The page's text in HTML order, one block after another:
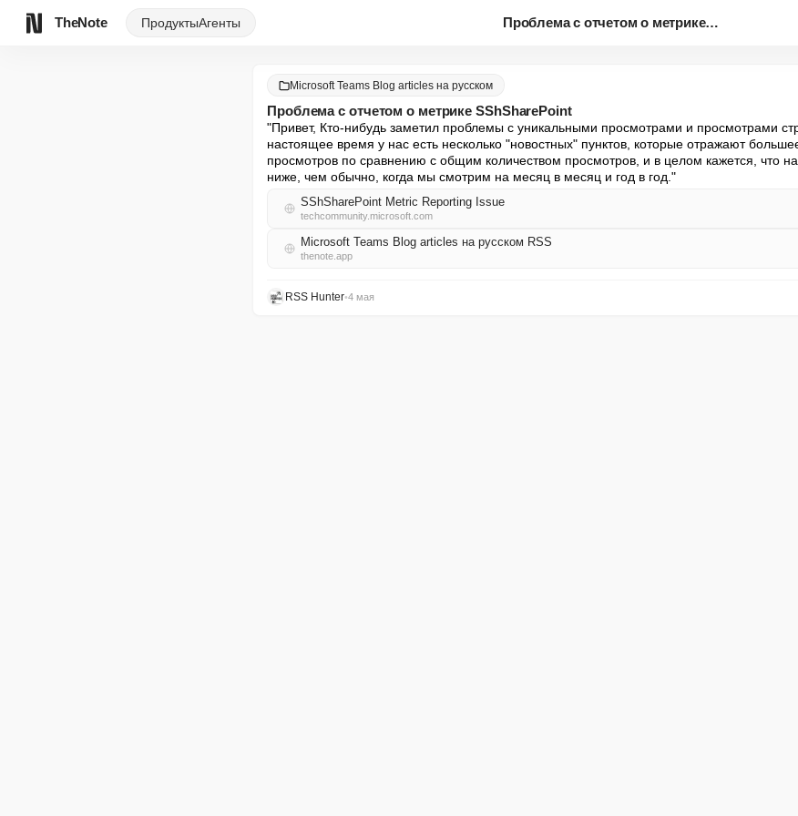
TheNote ПродуктыАгенты Проблема с отчетом о метрике S...
Microsoft Teams Blog articles на русском
Проблема с отчетом о метрике SShSharePoint
"Привет, Кто-нибудь заметил проблемы с уникальными просмотрами и просмотрами
настоящее время у нас есть несколько "новостных" пунктов, которые отражают
просмотров по сравнению с общим количеством просмотров, и в целом кажется, что
ниже, чем обычно, когда мы смотрим на месяц в месяц и год в год."
SShSharePoint Metric Reporting Issue
techcommunity.microsoft.com
Microsoft Teams Blog articles на русском RSS
thenote.app
RSS Hunter•4 мая